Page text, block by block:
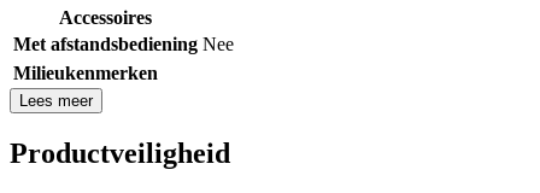
Accessoires
Met afstandsbediening Nee
Milieukenmerken
Lees meer
Productveiligheid